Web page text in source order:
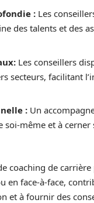
: Les
des talents et des
Les conseillers
secteurs, facilitant
: Un
soi-même et à cerner
coaching de
en face-à-face,
et à fournir des